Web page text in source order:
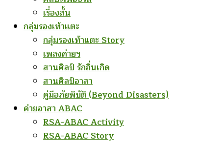
เรื่องสั้น
กลุ่มรองเท้าแตะ
กลุ่มรองเท้าแตะ Story
เพลงค่ายฯ
สานศิลป์ รักถิ่นเกิด
สานศิลป์อาสา
คู่มือภัยพิบัติ (Beyond Disasters)
ค่ายอาสา ABAC
RSA-ABAC Activity
RSA-ABAC Story